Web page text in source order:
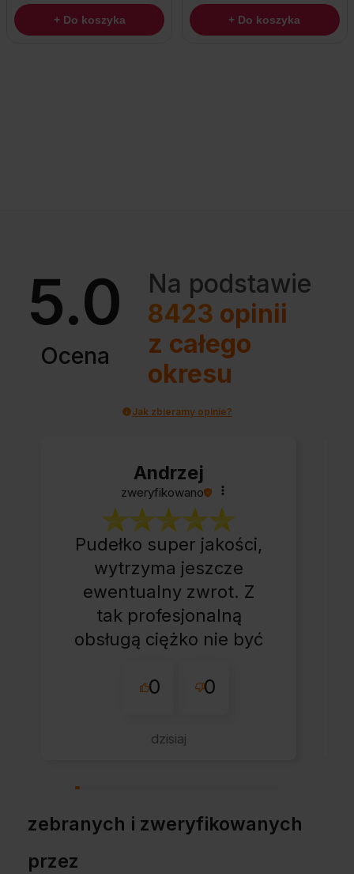
+ Do koszyka + Do koszyka
5.0
Ocena
Na podstawie
8423 opinii
z całego
okresu
Jak zbieramy opinie?
Andrzej
zweryfikowano
Pudełko super jakości,
wytrzyma jeszcze
ewentualny zwrot. Z
tak profesjonalną
obsługą ciężko nie być
otrzymałem
zakupy i przyjemna
0 0
dzisiaj
zebranych i zweryfikowanych
przez